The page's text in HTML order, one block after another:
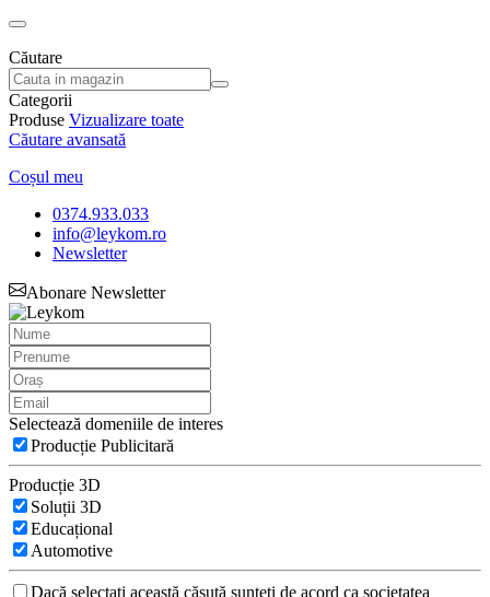
Căutare
Categorii
Produse Vizualizare toate
Căutare avansată
Coșul meu
0374.933.033
info@leykom.ro
Newsletter
Abonare Newsletter
Selectează domeniile de interes
Producție Publicitară
Producție 3D
Soluții 3D
Educațional
Automotive
Dacă selectați această căsută sunteți de acord ca societatea